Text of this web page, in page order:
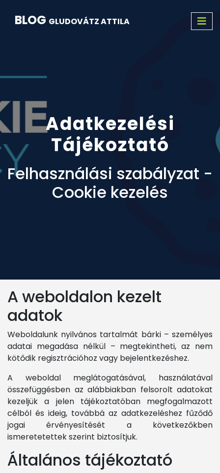
BLOG GLUDOVÁTZ ATTILA
Adatkezelési
Tájékoztató
Felhasználási szabályzat -
Cookie kezelés
A weboldalon kezelt
adatok
Weboldalunk nyilvános tartalmát bárki – személyes
adatai megadása nélkül – megtekintheti, az nem
kötődik regisztrációhoz vagy bejelentkezéshez.
A weboldal meglátogatásával, használatával
összefüggésben az alábbiakban felsorolt adatokat
kezeljük a jelen tájékoztatóban megfogalmazott
célból és ideig, továbbá az adatkezeléshez fűződő
jogai érvényesítését a következőkben
ismeretetettek szerint biztosítjuk.
Általános tájékoztató